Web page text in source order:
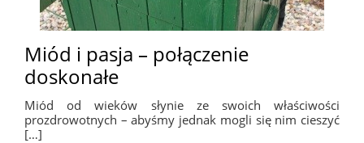
Miód i pasja – połączenie
doskonałe
Miód od wieków słynie ze swoich właściwości
prozdrowotnych – abyśmy jednak mogli się nim cieszyć
[…]